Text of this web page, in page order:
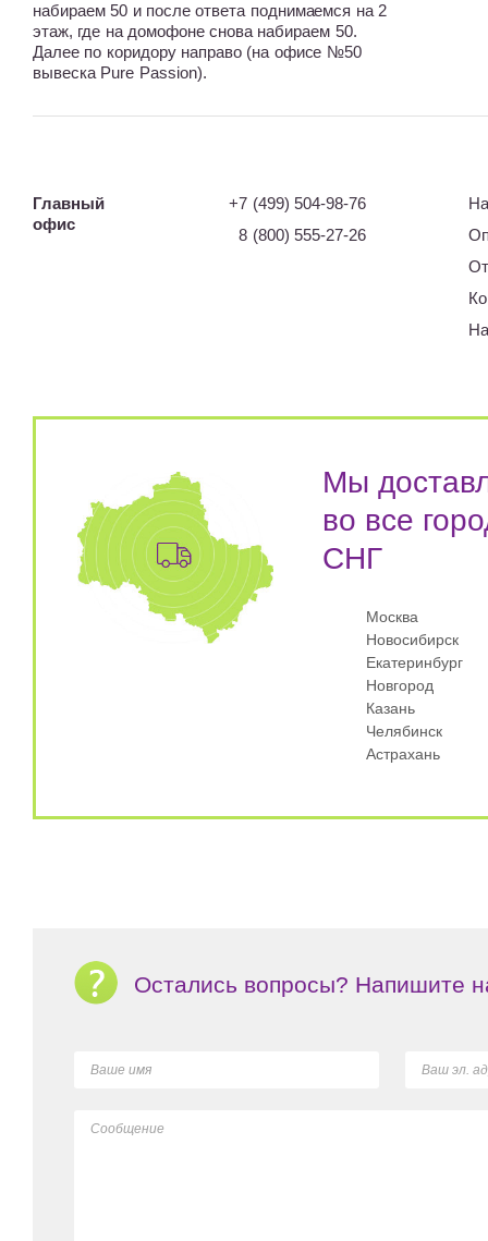
набираем 50 и после ответа поднимаемся на 2
этаж, где на домофоне снова набираем 50.
Далее по коридору направо (на офисе №50
вывеска Pure Passion).
Главный
офис
+7 (499) 504-98-76
8 (800) 555-27-26
Мы
во все
СНГ
Москва
Новосибирск
Екатеринбург
Новгород
Казань
Челябинск
Астрахань
Остались вопросы? Напишите